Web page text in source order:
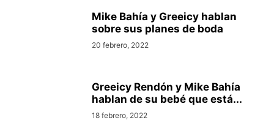
Mike Bahía y Greeicy hablan
sobre sus planes de boda
20 febrero, 2022
Greeicy Rendón y Mike Bahía
hablan de su bebé que está...
18 febrero, 2022